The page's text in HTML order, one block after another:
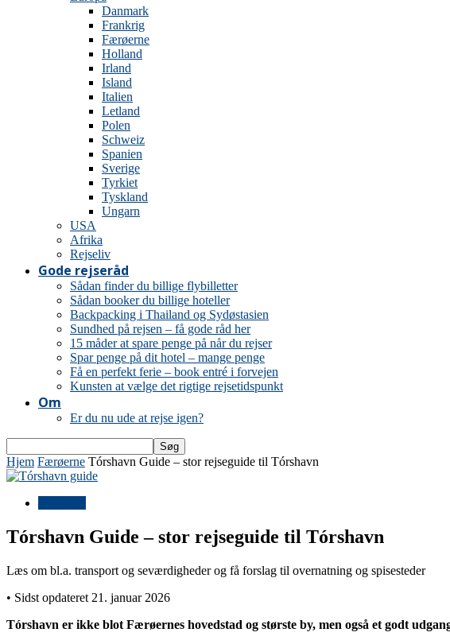
Danmark
Frankrig
Færøerne
Holland
Irland
Island
Italien
Letland
Polen
Schweiz
Spanien
Sverige
Tyrkiet
Tyskland
Ungarn
USA
Afrika
Rejseliv
Gode rejseråd
Sådan finder du billige flybilletter
Sådan booker du billige hoteller
Backpacking i Thailand og Sydøstasien
Sundhed på rejsen – få gode råd her
15 måder at spare penge på når du rejser
Spar penge på dit hotel – mange penge
Få en perfekt ferie – book entré i forvejen
Kunsten at vælge det rigtige rejsetidspunkt
Om
Er du nu ude at rejse igen?
Hjem Færøerne Tórshavn Guide – stor rejseguide til Tórshavn
Tórshavn Guide – stor rejseguide til Tórshavn
Læs om bl.a. transport og seværdigheder og få forslag til overnatning og spisesteder
• Sidst opdateret 21. januar 2026
Tórshavn er ikke blot Færøernes hovedstad og største by, men også et godt